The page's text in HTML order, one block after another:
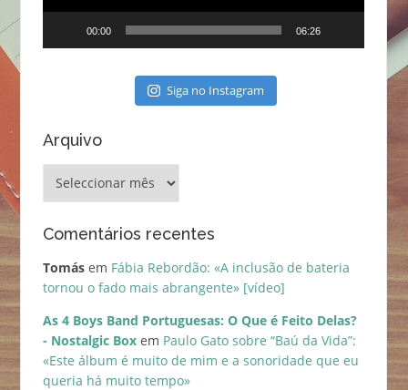
00:00 06:26
Siga no Instagram
Arquivo
Comentários recentes
Tomásem Fábia Rebordão: «A inclusão de bateria
tornou o fado mais abrangente» [vídeo]
As 4 Boys Band Portuguesas: O Que é Feito Delas?
- Nostalgic Boxem Paulo Gato sobre “Baú da Vida”:
«Este álbum é muito de mim e a sonoridade que eu
queria há muito tempo»